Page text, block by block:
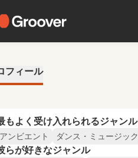
フィール
もよく受け入れられるジャンル
アンビエント ダンス・ミュージック
らが好きなジャンル